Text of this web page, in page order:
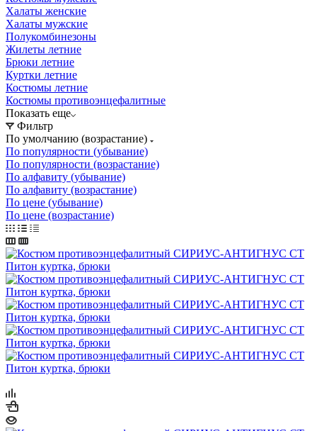
Халаты женские
Халаты мужские
Полукомбинезоны
Жилеты летние
Брюки летние
Куртки летние
Костюмы летние
Костюмы противоэнцефалитные
Показать еще
Фильтр
По умолчанию (возрастание)
По популярности (убывание)
По популярности (возрастание)
По алфавиту (убывание)
По алфавиту (возрастание)
По цене (убывание)
По цене (возрастание)